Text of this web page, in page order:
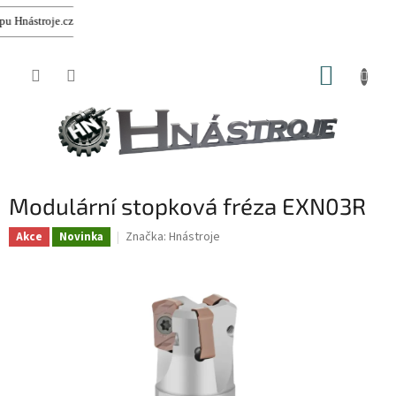
Modulární stopková fréza EXN03R
Akce Novinka Značka: Hnástroje